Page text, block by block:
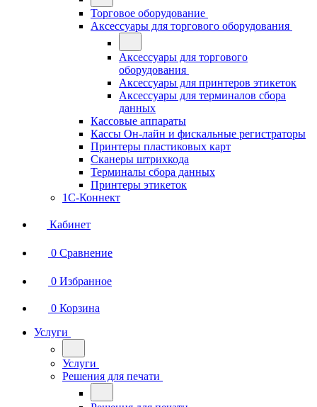
Торговое оборудование
Аксессуары для торгового оборудования
Аксессуары для торгового
оборудования
Аксессуары для принтеров этикеток
Аксессуары для терминалов сбора
данных
Кассовые аппараты
Кассы Он-лайн и фискальные регистраторы
Принтеры пластиковых карт
Сканеры штрихкода
Терминалы сбора данных
Принтеры этикеток
1С-Коннект
Кабинет
0 Сравнение
0 Избранное
0 Корзина
Услуги
Услуги
Решения для печати